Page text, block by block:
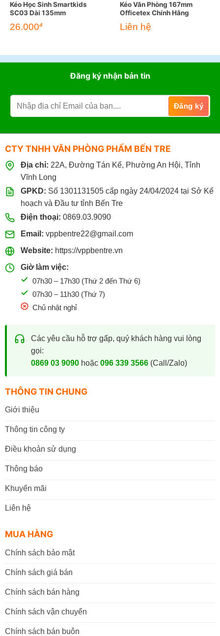
Kéo Học Sinh Smartkids
SC03 Dài 135mm
26.000đ
Kéo Văn Phòng 167mm
Officetex Chính Hãng
Liên hệ
Đăng ký nhận bản tin
CTY TNHH VĂN PHÒNG PHẨM BẾN TRE
Địa chỉ: 22A, Đường Tán Kế, Phường An Hội, Tỉnh
Vĩnh Long
GPKD: Số 1301131505 cấp ngày 24/04/2024 tại Sở Kế
hoạch và Đầu tư tỉnh Bến Tre
Điện thoại: 0869.03.9090
Email: vppbentre22@gmail.com
Website: https://vppbentre.vn
Giờ làm việc:
07h30 – 17h30 (Thứ 2 đến Thứ 6)
07h30 – 11h30 (Thứ 7)
Chủ nhật nghỉ
Các yêu cầu hỗ trợ gấp, quý khách hàng vui lòng
gọi:
0869 03 9090hoặc 096 339 3566(Call/Zalo)
THÔNG TIN CHUNG
Giới thiệu
Thông tin công ty
Điều khoản sử dụng
Thông báo
Khuyến mãi
Liên hệ
MUA HÀNG
Chính sách bảo mật
Chính sách giá bán
Chính sách bán hàng
Chính sách vận chuyển
Chính sách bán buôn